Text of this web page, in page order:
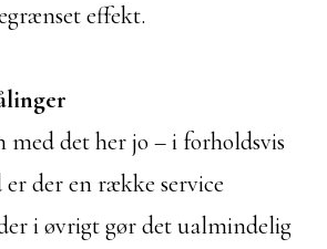
effekt.
med det her jo – i forholdsvis
der en række service
i øvrigt gør det ualmindelig